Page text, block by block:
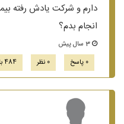
دارم و شرکت یادش رفته
انجام بدم؟
0 پاسخ
0 نظر 484 بازدید